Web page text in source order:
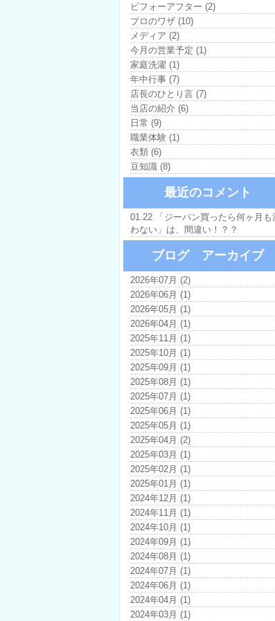
ビフォーアフター (2)
プロのワザ (10)
メディア (2)
今月の営業予定 (1)
家庭洗濯 (1)
年中行事 (7)
店長のひとり言 (7)
当店の紹介 (6)
日常 (9)
職業体験 (1)
衣類 (6)
豆知識 (8)
最近のコメント
01.22 「ジーパン買ったら何ヶ月も
わない」は、間違い！？？
ブログ アーカイブ
2026年07月 (2)
2026年06月 (1)
2026年05月 (1)
2026年04月 (1)
2025年11月 (1)
2025年10月 (1)
2025年09月 (1)
2025年08月 (1)
2025年07月 (1)
2025年06月 (1)
2025年05月 (1)
2025年04月 (2)
2025年03月 (1)
2025年02月 (1)
2025年01月 (1)
2024年12月 (1)
2024年11月 (1)
2024年10月 (1)
2024年09月 (1)
2024年08月 (1)
2024年07月 (1)
2024年06月 (1)
2024年04月 (1)
2024年03月 (1)